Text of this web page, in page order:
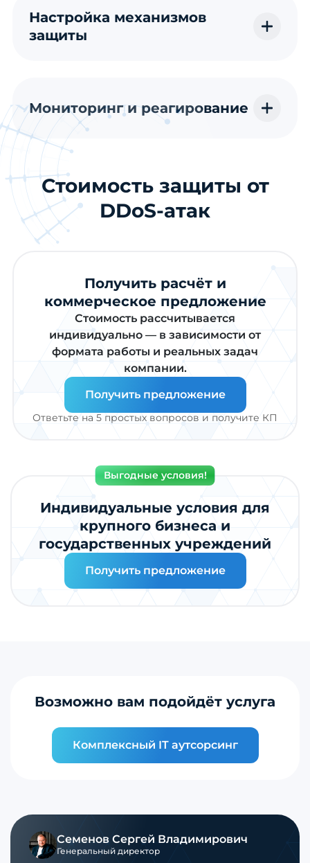
Настройка механизмов
защиты
Мониторинг и реагирование
Стоимость защиты от
DDoS-атак
Получить расчёт и
коммерческое предложение
Стоимость рассчитывается
индивидуально — в зависимости от
формата работы и реальных задач
компании.
Получить предложение
Ответьте на 5 простых вопросов и получите КП
Выгодные условия!
Индивидуальные условия для
крупного бизнеса и
государственных учреждений
Получить предложение
Возможно вам подойдёт услуга
Комплексный IT аутсорсинг
Семенов Сергей Владимирович
Генеральный директор